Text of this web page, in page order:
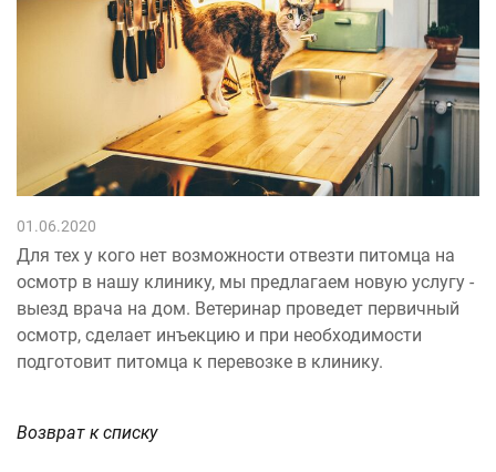
01.06.2020
Для тех у кого нет возможности отвезти питомца на
осмотр в нашу клинику, мы предлагаем новую услугу -
выезд врача на дом. Ветеринар проведет первичный
осмотр, сделает инъекцию и при необходимости
подготовит питомца к перевозке в клинику.
Возврат к списку